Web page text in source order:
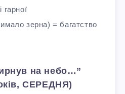
гарної
зерна) = багатство
на небо…”
СЕРЕДНЯ)